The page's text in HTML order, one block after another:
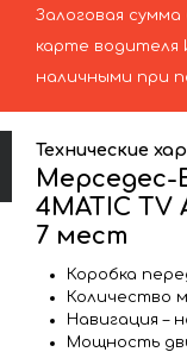
Залоговая
карте водителя
наличными при
Технические
Мерседес-
4MATIC TV
7 мест
Коробка
Количество
Навигация –
Мощность